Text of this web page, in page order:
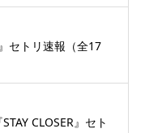
セトリ速報（全17
CLOSER』セト